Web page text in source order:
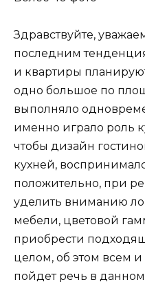
Здравствуйте,
последним
и квартиры
одно большое по
выполняло
именно играло роль
чтобы дизайн
кухней,
положительно, при
уделить вниманию
мебели, цветовой
приобрести
целом, об этом всем
пойдет речь в данном